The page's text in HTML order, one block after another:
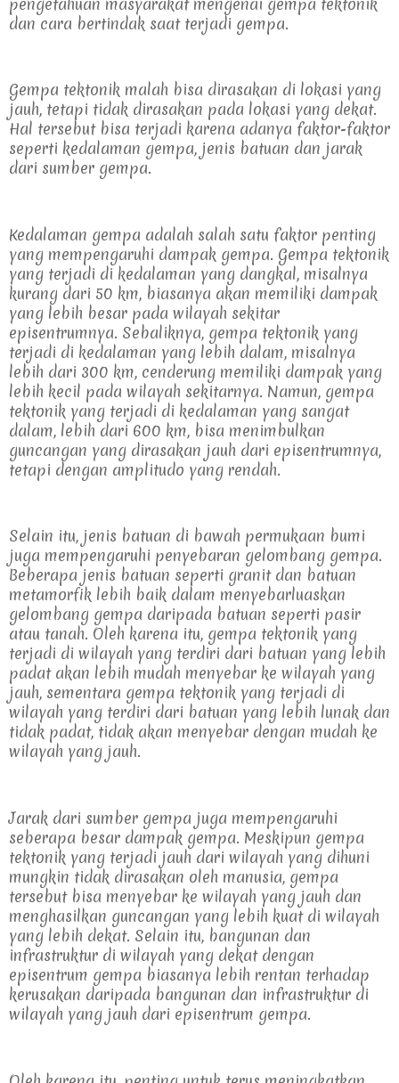
dan cara bertindak saat terjadi gempa.
Gempa tektonik malah bisa dirasakan di lokasi yang
jauh, tetapi tidak dirasakan pada lokasi yang dekat.
Hal tersebut bisa terjadi karena adanya faktor-faktor
seperti kedalaman gempa, jenis batuan dan jarak
dari sumber gempa.
Kedalaman gempa adalah salah satu faktor penting
yang mempengaruhi dampak gempa. Gempa tektonik
yang terjadi di kedalaman yang dangkal, misalnya
kurang dari 50 km, biasanya akan memiliki dampak
yang lebih besar pada wilayah sekitar
episentrumnya. Sebaliknya, gempa tektonik yang
terjadi di kedalaman yang lebih dalam, misalnya
lebih dari 300 km, cenderung memiliki dampak yang
lebih kecil pada wilayah sekitarnya. Namun, gempa
tektonik yang terjadi di kedalaman yang sangat
dalam, lebih dari 600 km, bisa menimbulkan
guncangan yang dirasakan jauh dari episentrumnya,
tetapi dengan amplitudo yang rendah.
Selain itu, jenis batuan di bawah permukaan bumi
juga mempengaruhi penyebaran gelombang gempa.
Beberapa jenis batuan seperti granit dan batuan
metamorfik lebih baik dalam menyebarluaskan
gelombang gempa daripada batuan seperti pasir
atau tanah. Oleh karena itu, gempa tektonik yang
terjadi di wilayah yang terdiri dari batuan yang lebih
padat akan lebih mudah menyebar ke wilayah yang
jauh, sementara gempa tektonik yang terjadi di
wilayah yang terdiri dari batuan yang lebih lunak dan
tidak padat, tidak akan menyebar dengan mudah ke
wilayah yang jauh.
Jarak dari sumber gempa juga mempengaruhi
seberapa besar dampak gempa. Meskipun gempa
tektonik yang terjadi jauh dari wilayah yang dihuni
mungkin tidak dirasakan oleh manusia, gempa
tersebut bisa menyebar ke wilayah yang jauh dan
menghasilkan guncangan yang lebih kuat di wilayah
yang lebih dekat. Selain itu, bangunan dan
infrastruktur di wilayah yang dekat dengan
episentrum gempa biasanya lebih rentan terhadap
kerusakan daripada bangunan dan infrastruktur di
wilayah yang jauh dari episentrum gempa.